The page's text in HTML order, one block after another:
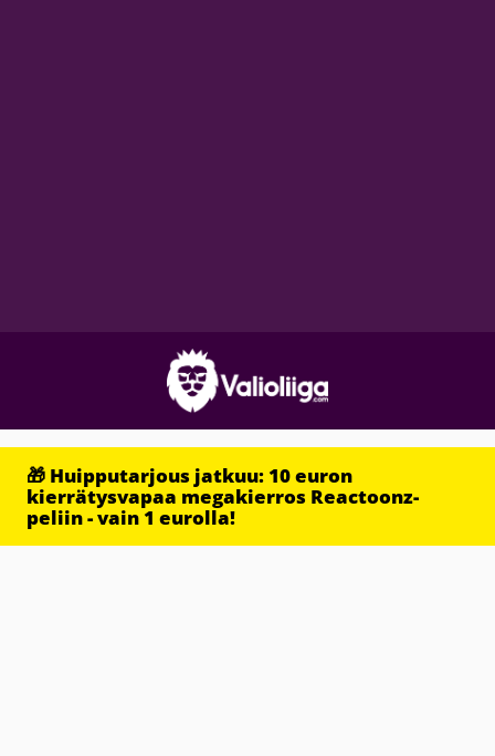
🎁 Huipputarjous jatkuu: 10 euron
kierrätysvapaa megakierros Reactoonz-
peliin - vain 1 eurolla!